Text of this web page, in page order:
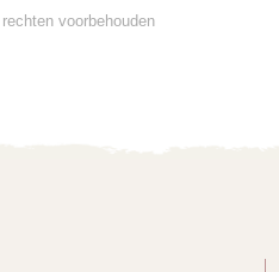
voorbehouden